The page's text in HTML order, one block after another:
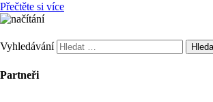
Přečtěte si více
Vyhledávání
Partneři